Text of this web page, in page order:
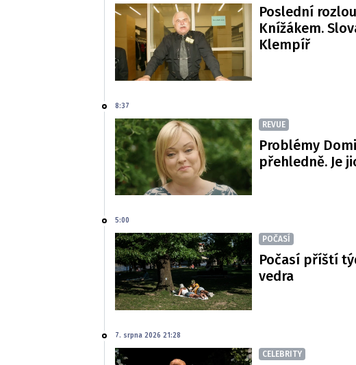
Poslední
Knížákem.
Klempíř
8:37
REVUE
Problémy
přehledně. Je
5:00
POČASÍ
Počasí příští
vedra
7. srpna 2026 21:28
CELEBRITY